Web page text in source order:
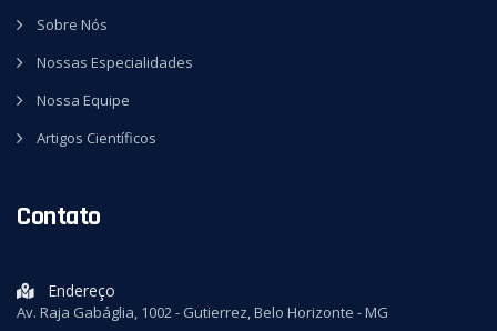
Sobre Nós
Nossas Especialidades
Nossa Equipe
Artigos Científicos
Contato
Endereço
Av. Raja Gabáglia, 1002 - Gutierrez, Belo Horizonte - MG